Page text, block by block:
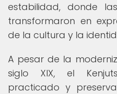
estabilidad, donde
transformaron en
de la cultura y la
A pesar de la
siglo XIX, el
practicado y